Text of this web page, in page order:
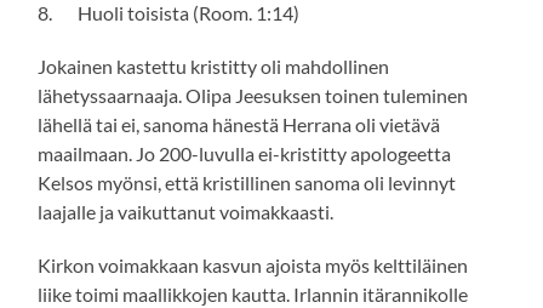
8. Huoli toisista (Room. 1:14)
Jokainen kastettu kristitty oli mahdollinen
lähetyssaarnaaja. Olipa Jeesuksen toinen tuleminen
lähellä tai ei, sanoma hänestä Herrana oli vietävä
maailmaan. Jo 200-luvulla ei-kristitty apologeetta
Kelsos myönsi, että kristillinen sanoma oli levinnyt
laajalle ja vaikuttanut voimakkaasti.
Kirkon voimakkaan kasvun ajoista myös kelttiläinen
liike toimi maallikkojen kautta. Irlannin itärannikolle